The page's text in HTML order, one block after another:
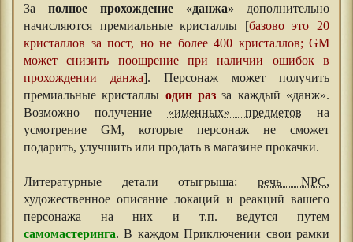
За полное прохождение «данжа» дополнительно
начисляются премиальные кристаллы [базово это 20
кристаллов за пост, но не более 400 кристаллов; GM
может снизить поощрение при наличии ошибок в
прохождении данжа]. Персонаж может получить
премиальные кристаллы один раз за каждый «данж».
Возможно получение «именных» предметов на
усмотрение GM, которые персонаж не сможет
подарить, улучшить или продать в магазине прокачки.
Литературные детали отыгрыша: речь NPC,
художественное описание локаций и реакций вашего
персонажа на них и т.п. ведутся путем
самомастеринга. В каждом Приключении свои рамки